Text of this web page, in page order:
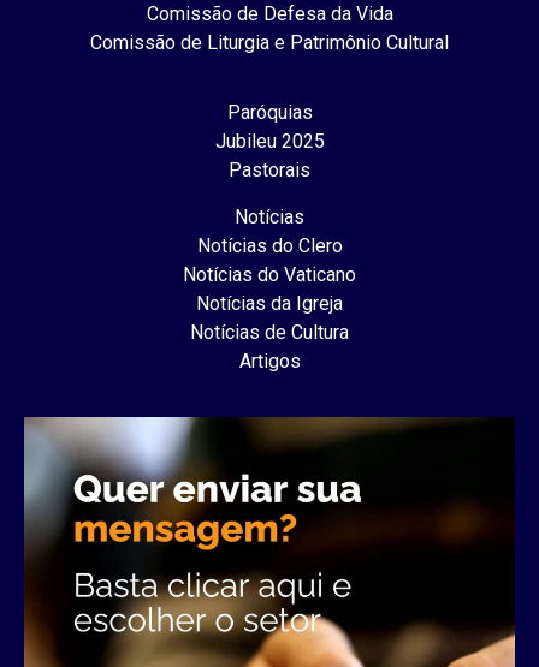
Comissão de Defesa da Vida
Comissão de Liturgia e Patrimônio Cultural
Paróquias
Jubileu 2025
Pastorais
Notícias
Notícias do Clero
Notícias do Vaticano
Notícias da Igreja
Notícias de Cultura
Artigos